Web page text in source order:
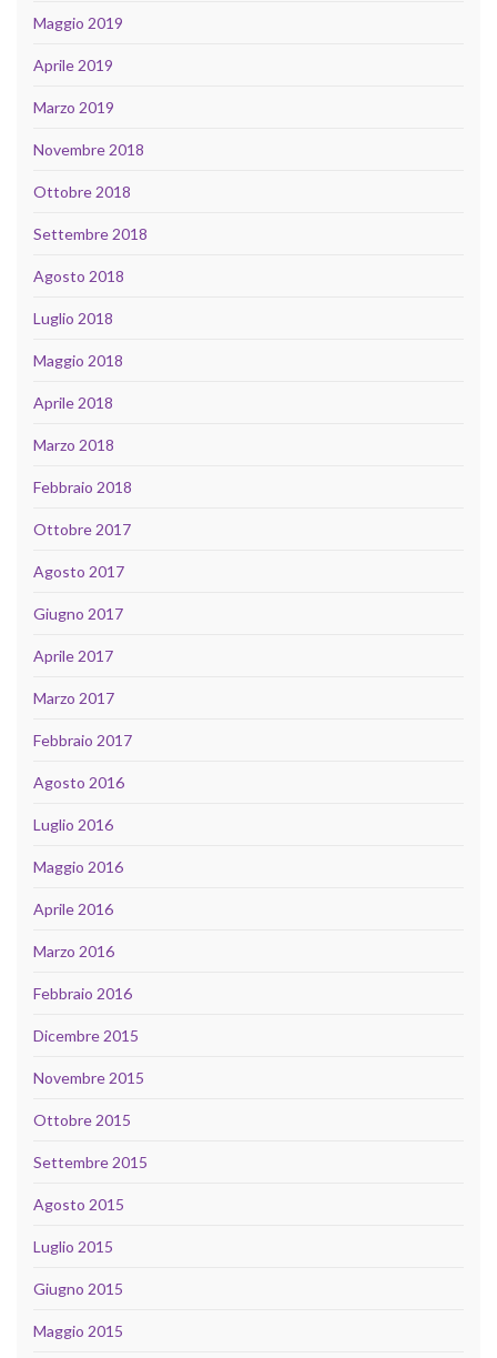
Maggio 2019
Aprile 2019
Marzo 2019
Novembre 2018
Ottobre 2018
Settembre 2018
Agosto 2018
Luglio 2018
Maggio 2018
Aprile 2018
Marzo 2018
Febbraio 2018
Ottobre 2017
Agosto 2017
Giugno 2017
Aprile 2017
Marzo 2017
Febbraio 2017
Agosto 2016
Luglio 2016
Maggio 2016
Aprile 2016
Marzo 2016
Febbraio 2016
Dicembre 2015
Novembre 2015
Ottobre 2015
Settembre 2015
Agosto 2015
Luglio 2015
Giugno 2015
Maggio 2015